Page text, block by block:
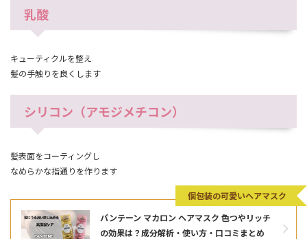
乳酸
キューティクルを整え
髪の手触りを良くします
シリコン（アモジメチコン）
髪表面をコーティングし
なめらかな指通りを作ります
パンテーン マカロン ヘアマスク 色つやリッチ
の効果は？成分解析・使い方・口コミまとめ
個包装の可愛いヘアマスク